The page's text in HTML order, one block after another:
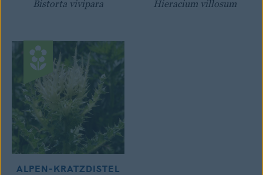
Bistorta vivipara Hieracium villosum
ALPEN-KRATZDISTEL